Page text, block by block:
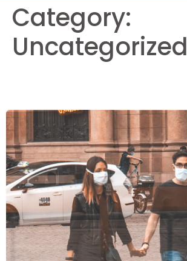
Category:
Uncategorized